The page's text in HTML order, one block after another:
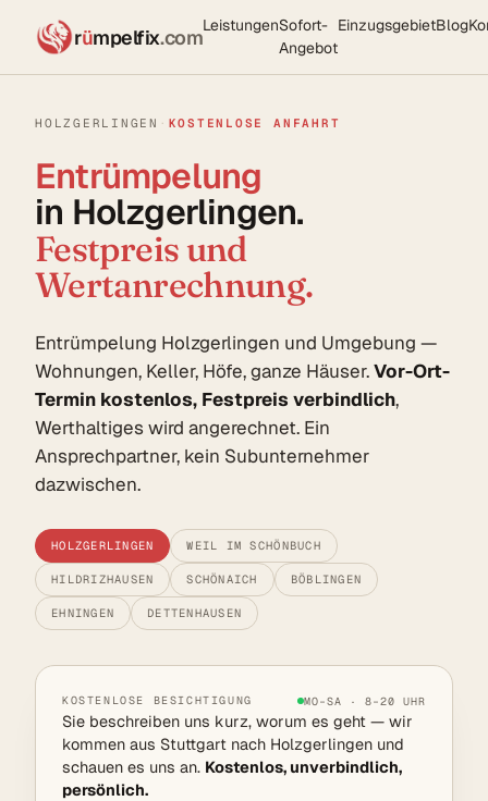
rümpelfix.comLeistungenSofort-
Angebot
EinzugsgebietBlog
HOLZGERLINGEN · KOSTENLOSE ANFAHRT
Entrümpelung
in Holzgerlingen.
Festpreis und
Wertanrechnung.
Entrümpelung Holzgerlingen und Umgebung —
Wohnungen, Keller, Höfe, ganze Häuser.Vor-Ort-
Termin kostenlos, Festpreis verbindlich,
Werthaltiges wird angerechnet. Ein
Ansprechpartner, kein Subunternehmer
dazwischen.
HOLZGERLINGEN WEIL IM SCHÖNBUCH
HILDRIZHAUSEN SCHÖNAICH BÖBLINGEN
EHNINGEN DETTENHAUSEN
KOSTENLOSE BESICHTIGUNG MO–SA · 8–20 UHR
Sie beschreiben uns kurz, worum es geht — wir
kommen aus Stuttgart nach Holzgerlingen und
schauen es uns an. Kostenlos, unverbindlich,
persönlich.